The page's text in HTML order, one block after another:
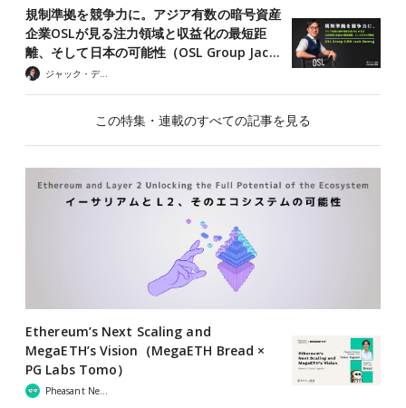
規制準拠を競争力に。アジア有数の暗号資産
企業OSLが見る注力領域と収益化の最短距
離、そして日本の可能性（OSL Group Jac…
ジャック・デロン（Jack Derong）
この特集・連載のすべての記事を見る
Ethereum’s Next Scaling and
MegaETH’s Vision（MegaETH Bread ×
PG Labs Tomo）
Pheasant Network